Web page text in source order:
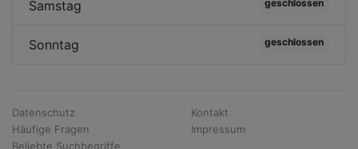
Samstag geschlossen
Sonntag geschlossen
Datenschutz
Häufige Fragen
Beliebte Suchbegriffe
Kontakt
Impressum